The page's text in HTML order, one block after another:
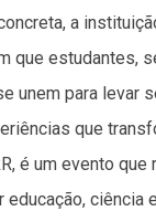
a
que estudantes,
unem para levar
que
é um evento que
ciência